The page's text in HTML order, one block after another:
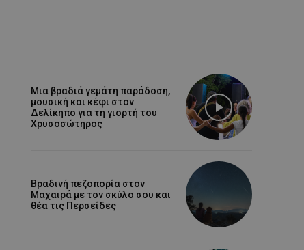
Μια βραδιά γεμάτη παράδοση,
μουσική και κέφι στον
Δελίκηπο για τη γιορτή του
Χρυσοσώτηρος
Βραδινή πεζοπορία στον
Μαχαιρά με τον σκύλο σου και
θέα τις Περσείδες